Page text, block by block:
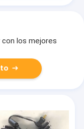
los mejores